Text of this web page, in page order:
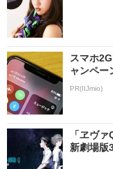
スマホ
ャンペー
PR(IIJmio)
「ヱヴ
新劇場版